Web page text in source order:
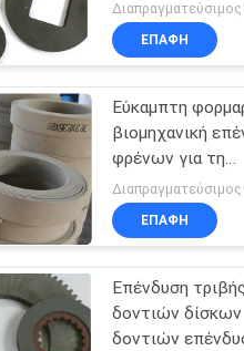
ευελιξίας
υψηλοί
ΕΠΑΦΉ
Εύκαμπτη
βιομηχανική
φρένων για τη
μοτοσικλέτα
επαναλείψεων
ελαφριών
ΕΠΑΦΉ
Επένδυση τριβής
δοντιών δίσκων
δοντιών